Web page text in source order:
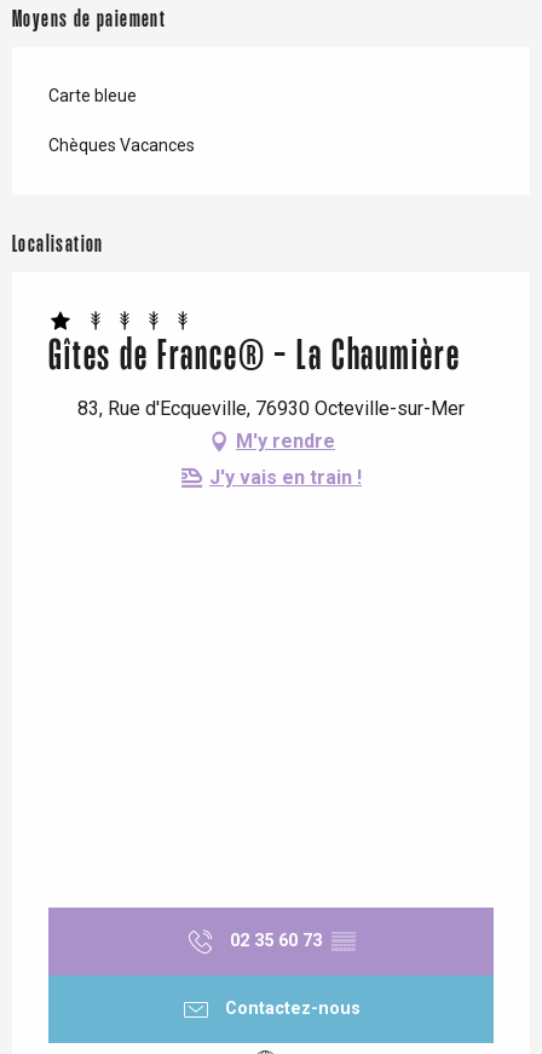
Moyens de paiement
Carte bleue
Chèques Vacances
Localisation
Gîtes de France® - La Chaumière
83, Rue d'Ecqueville, 76930 Octeville-sur-Mer
M'y rendre
J'y vais en train !
02 35 60 73 ▒▒
Contactez-nous